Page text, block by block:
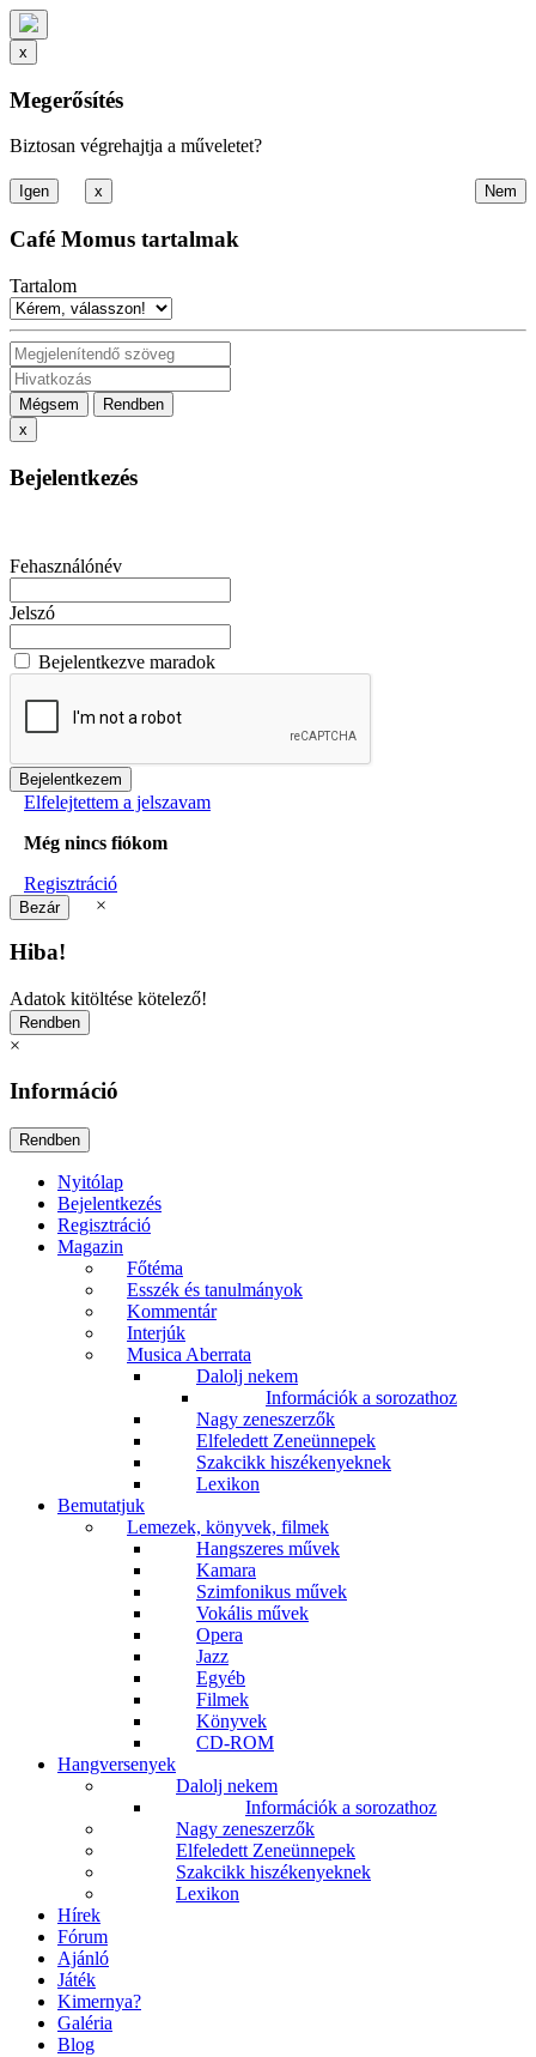
x
Megerősítés
Biztosan végrehajtja a műveletet?
x
Café Momus tartalmak
Tartalom
Mégsem
Rendben
x
Bejelentkezés
Fehasználónév
Jelszó
Bejelentkezve maradok
Elfelejtettem a jelszavam
Még nincs fiókom
Regisztráció
×
Hiba!
Adatok kitöltése kötelező!
×
Információ
Nyitólap
Bejelentkezés
Regisztráció
Magazin
Főtéma
Esszék és tanulmányok
Kommentár
Interjúk
Musica Aberrata
Dalolj nekem
Információk a sorozathoz
Nagy zeneszerzők
Elfeledett Zeneünnepek
Szakcikk hiszékenyeknek
Lexikon
Bemutatjuk
Lemezek, könyvek, filmek
Hangszeres művek
Kamara
Szimfonikus művek
Vokális művek
Opera
Jazz
Egyéb
Filmek
Könyvek
CD-ROM
Hangversenyek
Dalolj nekem
Információk a sorozathoz
Nagy zeneszerzők
Elfeledett Zeneünnepek
Szakcikk hiszékenyeknek
Lexikon
Hírek
Fórum
Ajánló
Játék
Kimernya?
Galéria
Blog